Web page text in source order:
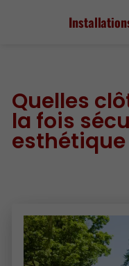
Quelles
la fois
esthétique